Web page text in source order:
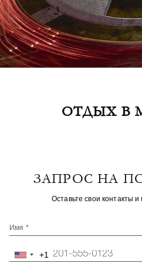
ОТДЫХ В
ЗАПРОС НА
Оставьте свои контакты
Имя *
United+1